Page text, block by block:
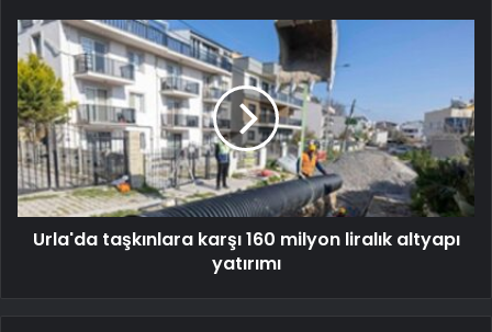
Urla'da taşkınlara karşı 160 milyon liralık altyapı
yatırımı